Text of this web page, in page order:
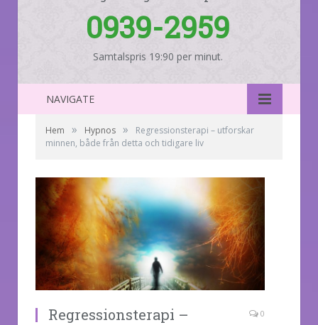
0939-2959
Samtalspris 19:90 per minut.
NAVIGATE
Hem » Hypnos »
Regressionsterapi – utforskar
minnen, både från detta och tidigare liv
Regressionsterapi –
0